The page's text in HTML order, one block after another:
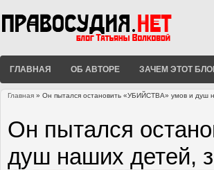
ГЛАВНАЯ ОБ АВТОРЕ ЗАЧЕМ ЭТОТ
Главная » Он пытался остановить «УБИЙСТВА» умов и душ
Он пытался
душ наших детей,